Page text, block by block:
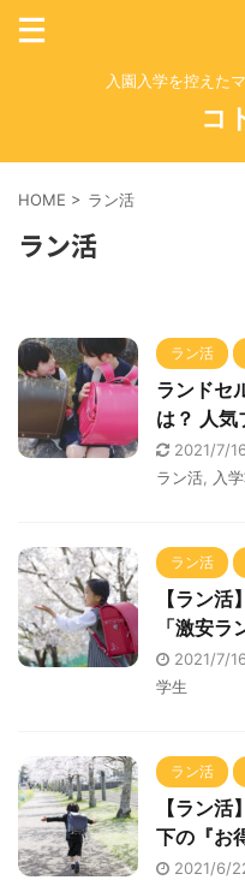
入園入学を控えた
コ
HOME > ラン活
ラン活
ラン活
ランドセ
は？ 人気
2021/7/
ラン活
入
ラン活
【ラン
「激安
2021/7/
学生
ラン活
【ラン
下の『お
2021/6/